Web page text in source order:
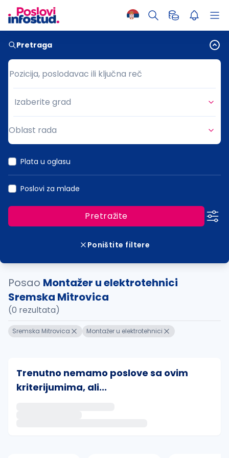
Pretraga
Pozicija, poslodavac ili ključna reč
Pozicija, poslodavac ili ključna reč
Grad
Izaberite grad
Oblast rada
Plata u oglasu
Poslovi za mlade
Pretražite
Poništite filtere
Posao Montažer u elektrotehnici
Sremska Mitrovica
(0 rezultata)
Sremska Mitrovica Montažer u elektrotehnici
Trenutno nemamo poslove sa ovim
kriterijumima, ali...